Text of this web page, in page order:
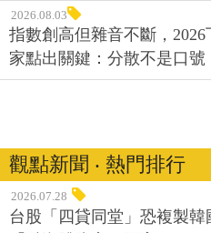
2026.08.03
指數創高但雜音不斷，
家點出關鍵：分散不是口號
觀點新聞 ‧ 熱門排行
2026.07.28
台股「四貸同堂」恐複製